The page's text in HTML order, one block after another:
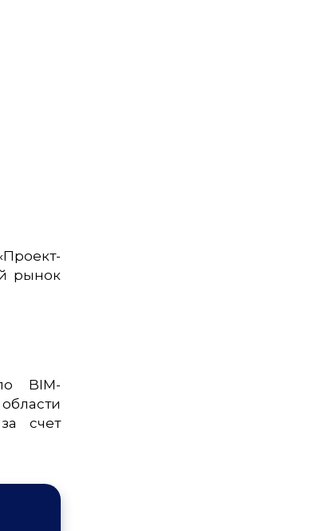
рынок
BIM-
счет